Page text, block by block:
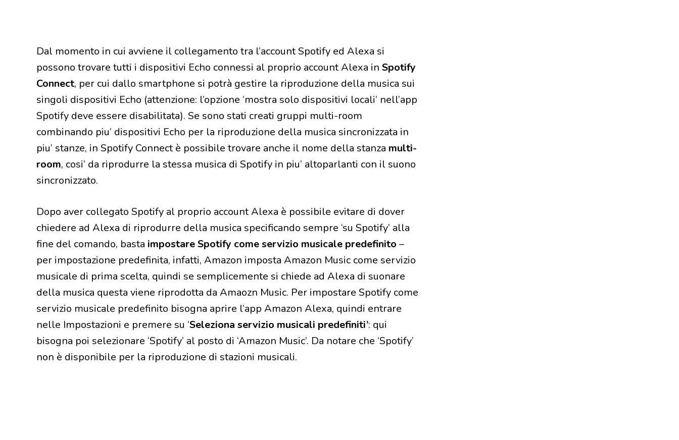
Dal momento in cui avviene il collegamento tra l’account Spotify ed Alexa si
possono trovare tutti i dispositivi Echo connessi al proprio account Alexa in Spotify
Connect, per cui dallo smartphone si potrà gestire la riproduzione della musica sui
singoli dispositivi Echo (attenzione: l’opzione ‘mostra solo dispositivi locali’ nell’app
Spotify deve essere disabilitata). Se sono stati creati gruppi multi-room
combinando piu’ dispositivi Echo per la riproduzione della musica sincronizzata in
piu’ stanze, in Spotify Connect è possibile trovare anche il nome della stanza multi-
room, cosi’ da riprodurre la stessa musica di Spotify in piu’ altoparlanti con il suono
sincronizzato.
Dopo aver collegato Spotify al proprio account Alexa è possibile evitare di dover
chiedere ad Alexa di riprodurre della musica specificando sempre ‘su Spotify’ alla
fine del comando, basta impostare Spotify come servizio musicale predefinito –
per impostazione predefinita, infatti, Amazon imposta Amazon Music come servizio
musicale di prima scelta, quindi se semplicemente si chiede ad Alexa di suonare
della musica questa viene riprodotta da Amaozn Music. Per impostare Spotify come
servizio musicale predefinito bisogna aprire l’app Amazon Alexa, quindi entrare
nelle Impostazioni e premere su ‘Seleziona servizio musicali predefiniti’: qui
bisogna poi selezionare ‘Spotify’ al posto di ‘Amazon Music’. Da notare che ‘Spotify’
non è disponibile per la riproduzione di stazioni musicali.